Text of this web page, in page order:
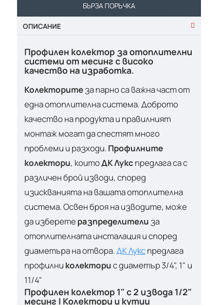
БЪРЗА ПОРЪЧКА
ОПИСАНИЕ
Профилен колектор за отоплителни
системи от месинг с високо
качество на изработка.
Колекторитеза парно са важна част от
една отоплителна система. Доброто
качество на продукта и правилният
монтаж могат да спестят много
проблеми и разходи. Профилните
колектори, коитоДК Лукс предлага са с
различен брой изводи, според
изискванията на вашата отоплителна
система. Освен броя на изводите, може
да изберетеразпределители за
отоплителната инсталация и според
диаметъра на отвора.ДК Лукспредлага
профилни колекторис диаметър 3/4", 1" и
11/4"
Профилен колектор 1" с 2 извода 1/2"
месинг | Колектори и кутии